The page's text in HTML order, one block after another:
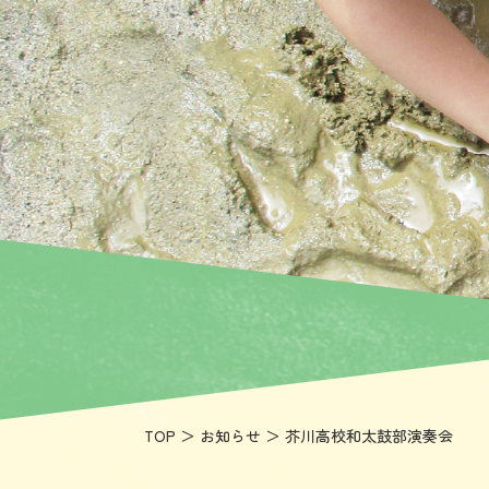
こ
ど
も
園
大
阪
常
磐
会
大
学
属
TOP ＞ お知らせ ＞ 芥川高校和太鼓部演奏会